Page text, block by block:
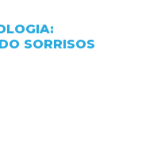
SORRISOS